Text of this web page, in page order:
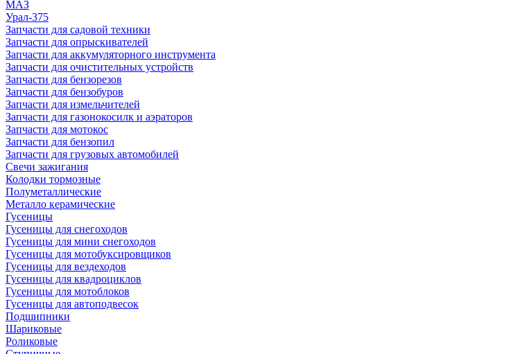
МАЗ
Урал-375
Запчасти для садовой техники
Запчасти для опрыскивателей
Запчасти для аккумуляторного инструмента
Запчасти для очистительных устройств
Запчасти для бензорезов
Запчасти для бензобуров
Запчасти для измельчителей
Запчасти для газонокосилк и аэраторов
Запчасти для мотокос
Запчасти для бензопил
Запчасти для грузовых автомобилей
Свечи зажигания
Колодки тормозные
Полуметаллические
Металло керамические
Гусеницы
Гусеницы для снегоходов
Гусеницы для мини снегоходов
Гусеницы для мотобуксировщиков
Гусеницы для вездеходов
Гусеницы для квадроциклов
Гусеницы для мотоблоков
Гусеницы для автоподвесок
Подшипники
Шариковые
Роликовые